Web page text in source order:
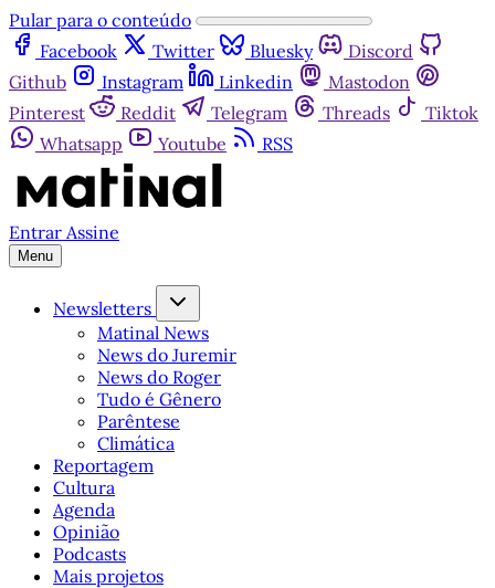
Pular para o conteúdo
Facebook
Twitter Bluesky
Discord
Github
Instagram Linkedin
Mastodon
Pinterest
Reddit Telegram Threads
Tiktok
Whatsapp
Youtube RSS
Entrar Assine
Menu
Newsletters
Matinal News
News do Juremir
News do Roger
Tudo é Gênero
Parêntese
Climática
Reportagem
Cultura
Agenda
Opinião
Podcasts
Mais projetos